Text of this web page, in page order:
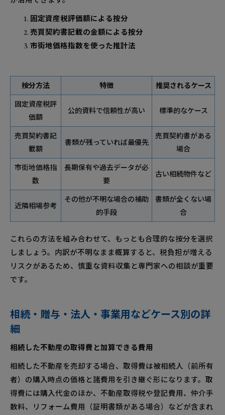
固定資産税評価額による按分
売買契約書記載の金額による按分
市街地価格指数を使った推計法
按分方法 特徴 推奨されるケース
固定資産税評
価額
公的資料で信頼性が高い 標準的なケース
売買契約書記
載額
書類が残っていれば最優先
売買契約書がある
場合
市街地価格指
数
長期保有や過去データが必
要
古い相続物件など
近隣相場参考
その他が不明な場合の補助
的手段
書類が全くない場
合
これらの方法を組み合わせて、もっとも合理的な按分を選択
しましょう。内訳が不明なまま概算すると、税負担が増える
リスクがあるため、慎重な資料収集と専門家への相談が重要
です。
相続・贈与・法人・事業用などケース別の詳
細
相続した不動産の取得費と加算できる費用
相続した不動産を売却する場合、取得費は被相続人（前所有
者）の購入時点の価格と諸費用を引き継ぐ形になります。取
得費には購入代金のほか、不動産取得税や登記費用、仲介手
数料、リフォーム費用（証明書類がある場合）などが含まれ